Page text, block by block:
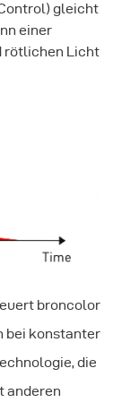
gleicht
einer
rötlichen Licht
broncolor
bei konstanter
die
anderen